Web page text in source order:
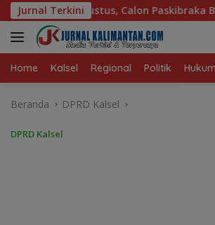
Langsung
ke
konten
Jurnal Terkini
Paskibraka Banjarmasin Dapat
Home Kalsel Regional Politik
Beranda DPRD Kalsel
DPRD Kalsel